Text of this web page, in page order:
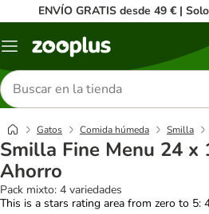
ENVÍO GRATIS desde 49 € |
Menú
Buscar
productos
Gatos Comida húmeda Smilla
Smilla Fine Menu 24 x
Ahorro
Pack mixto: 4 variedades
This is a stars rating area from zero to 5: